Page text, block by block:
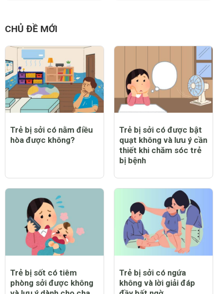
CHỦ ĐỀ MỚI
Trẻ bị sởi có được bật
quạt không và lưu ý cần
thiết khi chăm sóc trẻ
bị bệnh